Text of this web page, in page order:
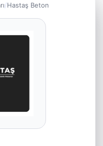
Hastaş Beton